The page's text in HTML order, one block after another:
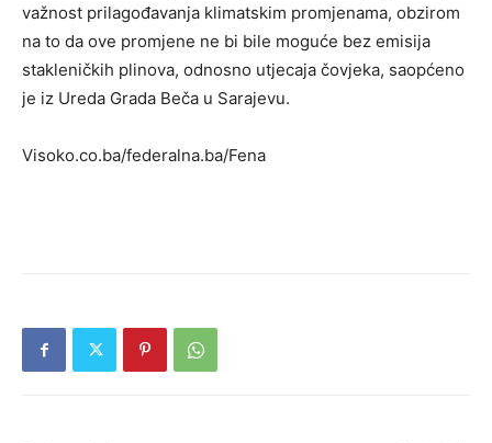
važnost prilagođavanja klimatskim promjenama, obzirom
na to da ove promjene ne bi bile moguće bez emisija
stakleničkih plinova, odnosno utjecaja čovjeka, saopćeno
je iz Ureda Grada Beča u Sarajevu.
Visoko.co.ba/federalna.ba/Fena